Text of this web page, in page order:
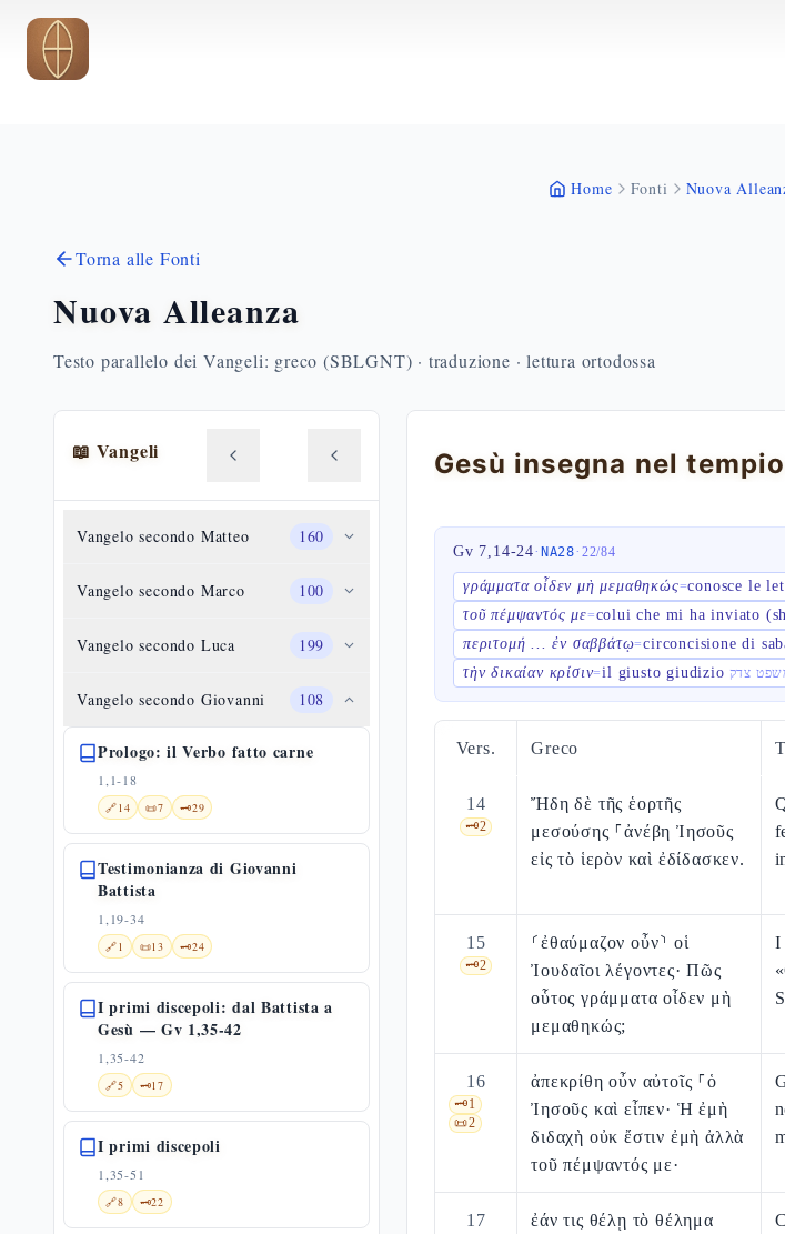
Vai al contenuto principale
Home Fonti Nuova
Torna alle Fonti
Nuova Alleanza
Testo parallelo dei Vangeli: greco (SBLGNT) · traduzione · lettura ortodossa
📖 Vangeli
Vangelo secondo Matteo 160
Vangelo secondo Marco 100
Vangelo secondo Luca 199
Vangelo secondo Giovanni 108
Prologo: il Verbo fatto carne
1,1-18
🔗14 📜7 🗝️29
Testimonianza di Giovanni
Battista
1,19-34
🔗1 📜13 🗝️24
I primi discepoli: dal Battista a
Gesù — Gv 1,35-42
1,35-42
🔗5 🗝️17
I primi discepoli
1,35-51
🔗8 🗝️22
Gesù insegna nel tempio
Gv 7,14-24· NA28· 22/84
γράμματα οἶδεν μὴ μεμαθηκώς=conosce le
τοῦ πέμψαντός με=colui che mi ha inviato
περιτομή ... ἐν σαββάτῳ=circoncisione di
τὴν δικαίαν κρίσιν=il giusto giudizio
Vers. Greco
14
🗝️2
Ἤδη δὲ τῆς ἑορτῆς
μεσούσης ⸀ἀνέβη Ἰησοῦς
εἰς τὸ ἱερὸν καὶ ἐδίδασκεν.
15
🗝️2
⸂ἐθαύμαζον οὖν⸃ οἱ
Ἰουδαῖοι λέγοντες· Πῶς
οὗτος γράμματα οἶδεν μὴ
μεμαθηκώς;
I
16
🗝️1
📜2
ἀπεκρίθη οὖν αὐτοῖς ⸀ὁ
Ἰησοῦς καὶ εἶπεν· Ἡ ἐμὴ
διδαχὴ οὐκ ἔστιν ἐμὴ ἀλλὰ
τοῦ πέμψαντός με·
17
ἐάν τις θέλῃ τὸ θέλημα